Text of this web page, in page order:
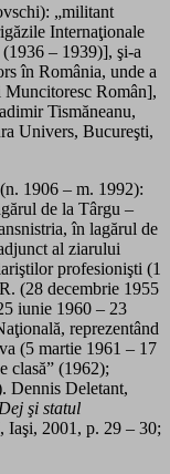
„militant
Internaţionale
– 1939)], şi-a
în România, unde a
Muncitoresc Român],
Tismăneanu,
Univers, Bucureşti,
– m. 1992):
de la Târgu –
în lagărul de
al ziarului
profesionişti (1
(28 decembrie 1955
iunie 1960 – 23
reprezentând
(5 martie 1961 – 17
clasă” (1962);
Dennis Deletant,
şi statul
2001, p. 29 – 30;